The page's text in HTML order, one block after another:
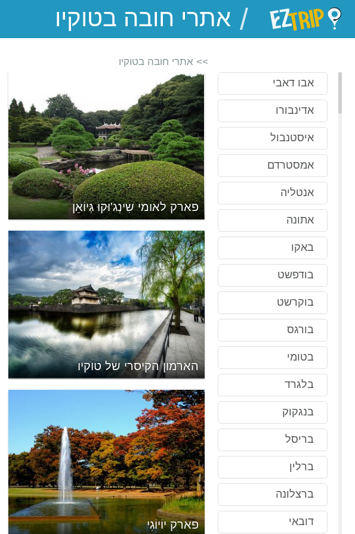
EZTrip
/
אבו דאבי
אדינבורו
איסטנבול
אמסטרדם
אנטליה
אתונה
באקו
בודפשט
בוקרשט
בורגס
בטומי
בלגרד
בנגקוק
בריסל
ברלין
ברצלונה
דובאי
>> אתרי חובה בטוקיו
פארק לאומי שִינְג'וּקוּ גְּיוֹאֵן
הארמון הקיסרי של טוקיו
פארק יוֹיוֹגִי